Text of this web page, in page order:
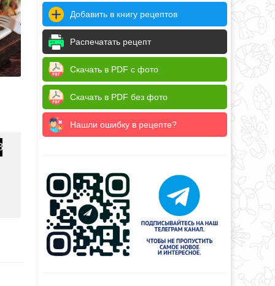
Добавить в книгу рецептов
Распечатать рецепт
Скачать в PDF с фото
Скачать в PDF без фото
Нашли ошибку в рецепте?